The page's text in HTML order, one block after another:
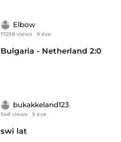
Elbow
17298 views 9 éve
Bulgaria - Netherland 2:0
bukakkeland123
548 views 9 éve
swi lat